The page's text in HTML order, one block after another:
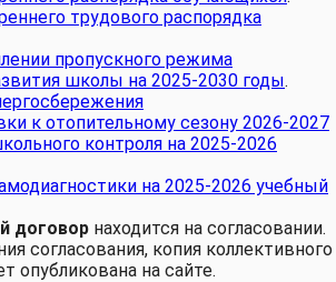
трудового распорядка
пропускного режима
школы на 2025-2030 годы.
к отопительному сезону 2026-2027
контроля на 2025-2026
на 2025-2026 учебный
договор находится на согласовании.
согласования, копия коллективного
опубликована на сайте.